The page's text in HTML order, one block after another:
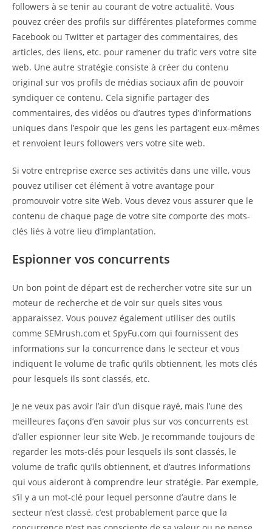
followers à se tenir au courant de votre actualité. Vous
pouvez créer des profils sur différentes plateformes comme
Facebook ou Twitter et partager des commentaires, des
articles, des liens, etc. pour ramener du trafic vers votre site
web. Une autre stratégie consiste à créer du contenu
original sur vos profils de médias sociaux afin de pouvoir
syndiquer ce contenu. Cela signifie partager des
commentaires, des vidéos ou d’autres types d’informations
uniques dans l’espoir que les gens les partagent eux-mêmes
et renvoient leurs followers vers votre site web.
Si votre entreprise exerce ses activités dans une ville, vous
pouvez utiliser cet élément à votre avantage pour
promouvoir votre site Web. Vous devez vous assurer que le
contenu de chaque page de votre site comporte des mots-
clés liés à votre lieu d’implantation.
Espionner vos concurrents
Un bon point de départ est de rechercher votre site sur un
moteur de recherche et de voir sur quels sites vous
apparaissez. Vous pouvez également utiliser des outils
comme SEMrush.com et SpyFu.com qui fournissent des
informations sur la concurrence dans le secteur et vous
indiquent le volume de trafic qu’ils obtiennent, les mots clés
pour lesquels ils sont classés, etc.
Je ne veux pas avoir l’air d’un disque rayé, mais l’une des
meilleures façons d’en savoir plus sur vos concurrents est
d’aller espionner leur site Web. Je recommande toujours de
regarder les mots-clés pour lesquels ils sont classés, le
volume de trafic qu’ils obtiennent, et d’autres informations
qui vous aideront à comprendre leur stratégie. Par exemple,
s’il y a un mot-clé pour lequel personne d’autre dans le
secteur n’est classé, c’est probablement parce que la